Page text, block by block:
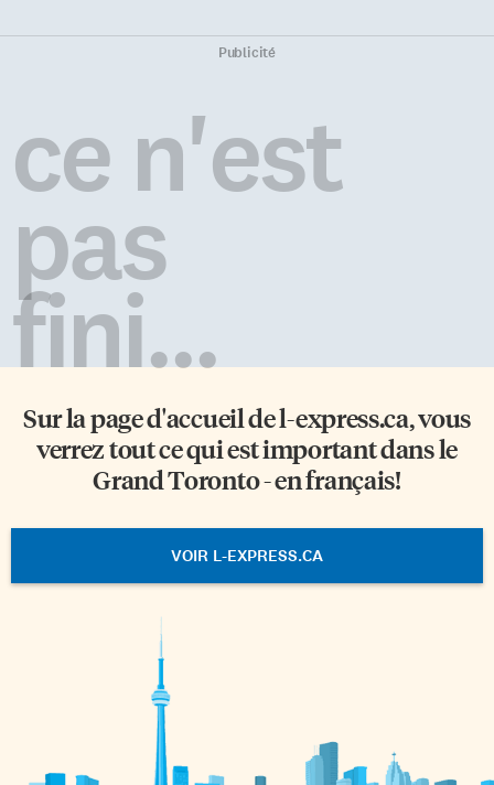
Publicité
ce n'est
pas
fini...
Sur la page d'accueil del-express.ca, vous
verrez tout ce qui est important dans le
Grand Toronto - en français!
VOIR L-EXPRESS.CA